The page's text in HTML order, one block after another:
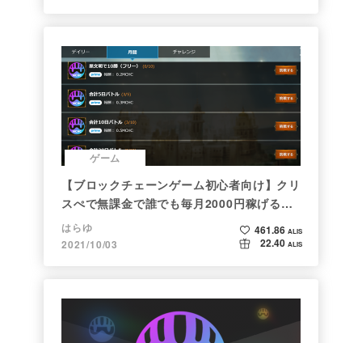
ゲーム
【ブロックチェーンゲーム初心者向け】クリ
スぺで無課金で誰でも毎月2000円稼げる時
代がきた
はらゆ
2021/10/03
461.86 ALIS
22.40 ALIS